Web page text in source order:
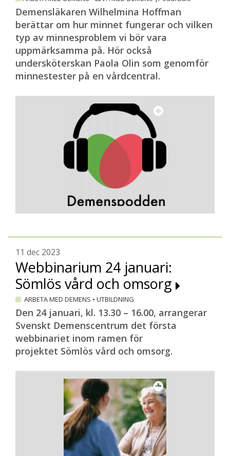
Demensläkaren Wilhelmina Hoffman
berättar om hur minnet fungerar och vilken
typ av minnesproblem vi bör vara
uppmärksamma på. Hör också
undersköterskan Paola Olin som genomför
minnestester på en vårdcentral.
11 dec 2023
Webbinarium 24 januari:
Sömlös vård och omsorg
ARBETA MED DEMENS • UTBILDNING
Den 24 januari, kl. 13.30 – 16.00, arrangerar
Svenskt Demenscentrum det första
webbinariet inom ramen för
projektet Sömlös vård och omsorg.